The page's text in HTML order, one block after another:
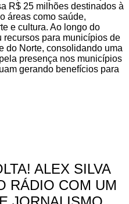
R$ 25 milhões destinados à
áreas como saúde,
e cultura. Ao longo do
recursos para municípios de
do Norte, consolidando uma
presença nos municípios
gerando benefícios para
ALEX SILVA
RÁDIO COM UM